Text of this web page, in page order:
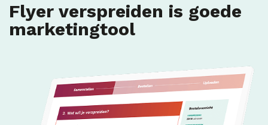
Flyer verspreiden is goede
marketingtool